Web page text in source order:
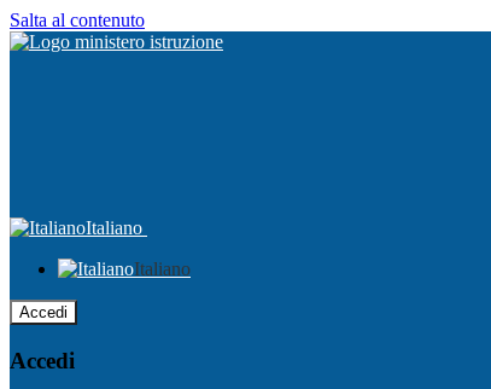
Salta al contenuto
Italiano
Italiano
Accedi
Accedi